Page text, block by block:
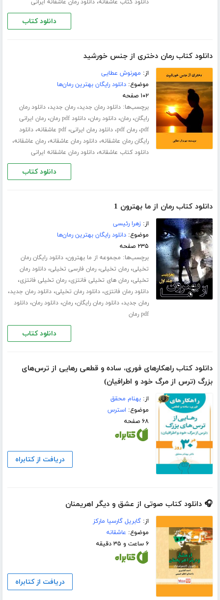
دانلود کتاب عاشقانه،دانلود رمان عاشقانه ایرانی
دانلود کتاب
دانلود کتاب رمان دختری از جنس خورشید
از: مهرنوش عطایی
موضوع:دانلود رایگان بهترین رمان‌ها
۱۰۲ صفحه
برچسب‌ها:دانلود رمان جدید،رمان جدید،دانلود رمان
رایگان،رمان،دانلود رمان،دانلود pdf رمان ،رمان ایرانی
pdf،رمان pdf ،دانلود رمان ایرانی،pdf عاشقانه ،دانلود
رایگان رمان عاشقانه،دانلود رمان عاشقانه،رمان عاشقانه،
دانلود کتاب عاشقانه،دانلود رمان عاشقانه ایرانی
دانلود کتاب
دانلود کتاب رمان از ما بهترون 1
از:زهرا رئیسی
موضوع:دانلود رایگان بهترین رمان‌ها
۲۳۵ صفحه
برچسب‌ها: مجموعه از ما بهترون،دانلود رایگان رمان
تخیلی،رمان تخیلی،رمان فارسی تخیلی،دانلود رمان
تخیلی،رمان های تخیلی فانتزی،رمان تخیلی فانتزی،
دانلود رمان فانتزی،دانلود رمان تخیلی،دانلود رمان جدید،
رمان جدید،دانلود رمان رایگان،رمان،دانلود رمان،دانلود
pdf رمان
دانلود کتاب
دانلود کتاب راهکارهای فوری، ساده و قطعی رهایی از ترس‌های
بزرگ (ترس از مرگ خود و اطرافیان)
از:بهنام محقق
موضوع: استرس
۶۸ صفحه
دریافت از کتابراه
🎧 دانلود کتاب صوتی از عشق و دیگر اهریمنان
از:گابریل گارسیا مارکز
موضوع: عاشقانه
۶ ساعت و ۳۵ دقیقه
دریافت از کتابراه